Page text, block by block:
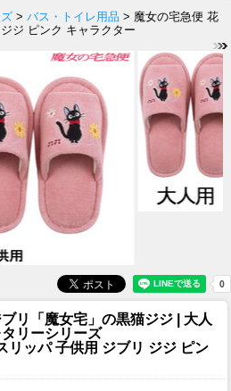
> バス・トイレ用品 > 魔女の宅急便 花
ジ ピンク キャラクター
リ「魔女宅」の黒猫ジジ | 大人
リーシリーズ
リッパ 子供用 ジブリ ジジ ピン